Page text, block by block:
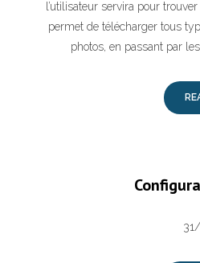
l’utilisateur servira pour
permet de télécharger tous
photos, en passant par